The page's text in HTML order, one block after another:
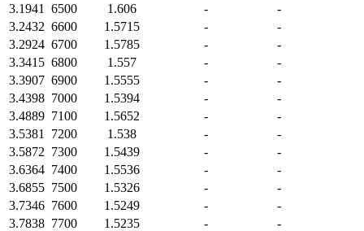
3.1941
6500 1.606 -
-
3.2432 6600 1.5715 -
-
3.2924 6700 1.5785 -
-
3.3415 6800 1.557 -
-
3.3907 6900 1.5555 -
-
3.4398 7000 1.5394 -
-
3.4889 7100 1.5652 -
-
3.5381
7200 1.538 -
-
3.5872 7300 1.5439 -
-
3.6364 7400 1.5536 -
-
3.6855 7500 1.5326 -
-
3.7346 7600 1.5249 -
-
3.7838 7700 1.5235 -
-